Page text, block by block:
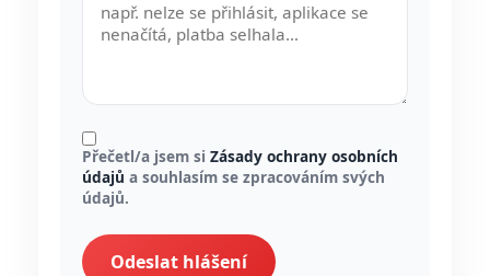
Přečetl/a jsem si Zásady ochrany osobních
údajů a souhlasím se zpracováním svých
údajů.
Odeslat hlášení